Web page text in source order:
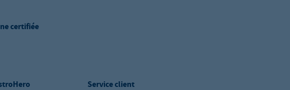
certifiée
Service client